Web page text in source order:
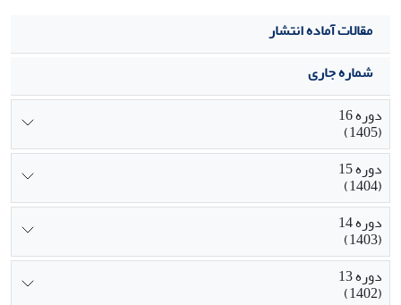
مقالات آماده انتشار
شماره جاری
دوره 16
(1405)
دوره 15
(1404)
دوره 14
(1403)
دوره 13
(1402)